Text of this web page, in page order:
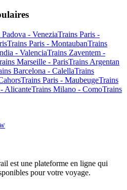
- VeneziaTrains Paris -
Trains Paris - MontaubanTrains
- ValenciaTrains Zaventem -
Marseille - ParisTrains Argentan
Barcelona - CalellaTrains
Trains Paris - MaubeugeTrains
AlicanteTrains Milano - ComoTrains
est une plateforme en ligne qui
pour votre voyage.